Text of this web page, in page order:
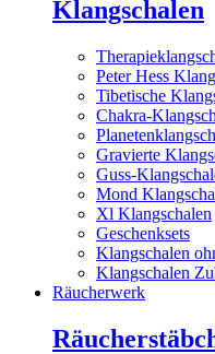
Klangschalen
Peter Hess
Tibetische
Chakra-
Gravierte
Guss-
Mond
Xl Klangschalen
Geschenksets
Klangschalen
Klangschalen
Räucherwerk